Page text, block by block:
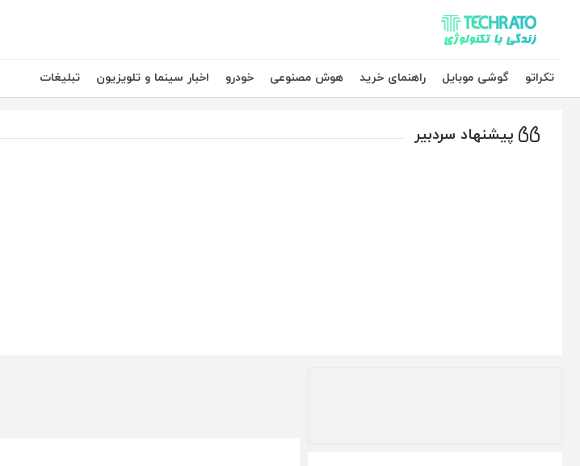
تکراتو – زندگی با تکنولوژی
تکراتو
گوشی موبایل راهنمای خرید هوش مصنوعی خودرو اخبار سینما و تلویزیون تبلیغات
پیشنهاد سردبیر